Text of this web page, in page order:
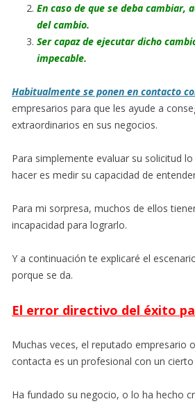
En caso de que se deba cambiar,
del cambio.
Ser capaz de ejecutar dicho
impecable.
Habitualmente se ponen en contacto
empresarios para que les ayude a
extraordinarios en sus negocios.
Para simplemente evaluar su solicitud
hacer es medir su capacidad de
Para mi sorpresa, muchos de ellos
incapacidad para lograrlo.
Y a continuación te explicaré el
porque se da.
El error directivo del éxito
Muchas veces, el reputado empresario
contacta es un profesional con un
Ha fundado su negocio, o lo ha hecho